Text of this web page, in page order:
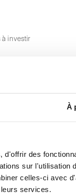
À
d'offrir des
sur l'utilisation
celles-ci avec
services.
investir
ces …